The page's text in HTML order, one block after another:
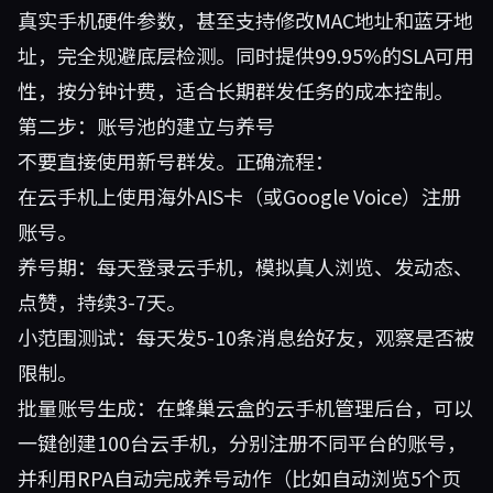
真实手机硬件参数，甚至支持修改MAC地址和蓝牙地
址，完全规避底层检测。同时提供99.95%的SLA可用
性，按分钟计费，适合长期群发任务的成本控制。
第二步：账号池的建立与养号
不要直接使用新号群发。正确流程：
在云手机上使用海外AIS卡（或Google Voice）注册
账号。
养号期：每天登录云手机，模拟真人浏览、发动态、
点赞，持续3-7天。
小范围测试：每天发5-10条消息给好友，观察是否被
限制。
批量账号生成：在蜂巢云盒的云手机管理后台，可以
一键创建100台云手机，分别注册不同平台的账号，
并利用RPA自动完成养号动作（比如自动浏览5个页